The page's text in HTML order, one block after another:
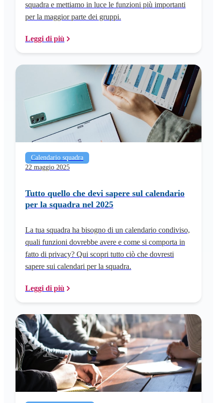
squadra e mettiamo in luce le funzioni più importanti
per la maggior parte dei gruppi.
Leggi di più
Calendario squadra
22 maggio 2025
Tutto quello che devi sapere sul calendario
per la squadra nel 2025
La tua squadra ha bisogno di un calendario condiviso,
quali funzioni dovrebbe avere e come si comporta in
fatto di privacy? Qui scopri tutto ciò che dovresti
sapere sui calendari per la squadra.
Leggi di più